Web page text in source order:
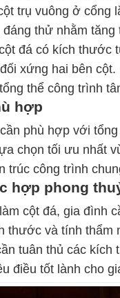
trụ vuông ở cổng
thử nhằm
đá có kích thước
xứng hai bên
thể công trình
hợp
phù hợp với
chọn tối ưu nhất
trúc công trình
hợp phong
cột đá, gia đình
thước và tính thẩm
tuân thủ các
điều tốt lành cho